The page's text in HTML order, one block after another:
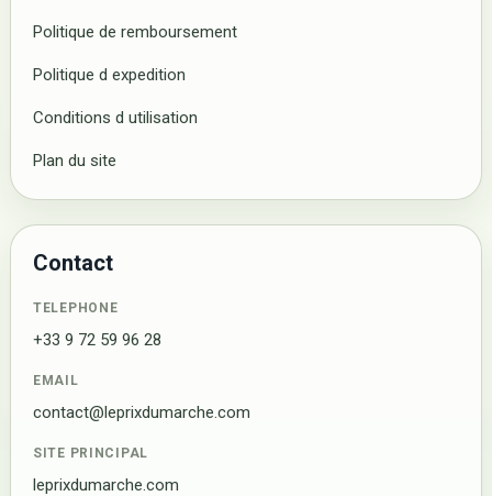
Politique de remboursement
Politique d expedition
Conditions d utilisation
Plan du site
Contact
TELEPHONE
+33 9 72 59 96 28
EMAIL
contact@leprixdumarche.com
SITE PRINCIPAL
leprixdumarche.com